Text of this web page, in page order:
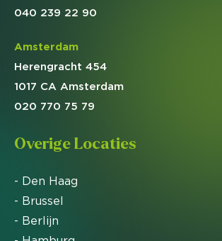
040 239 22 90
Amsterdam
Herengracht 454
1017 CA Amsterdam
020 770 75 79
Overige Locaties
- Den Haag
- Brussel
- Berlijn